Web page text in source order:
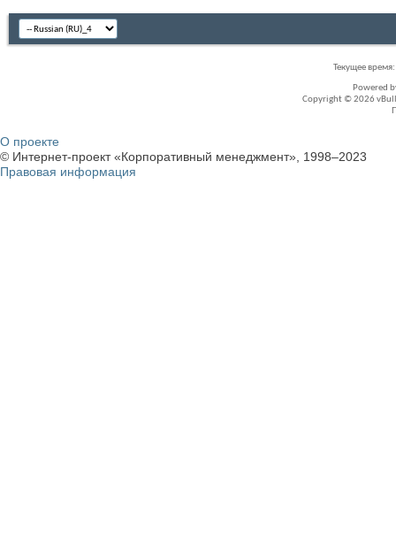
Текущее время:
Powered
Copyright © 2026
О проекте
© Интернет-проект «Корпоративный менеджмент», 1998–2023
Правовая информация